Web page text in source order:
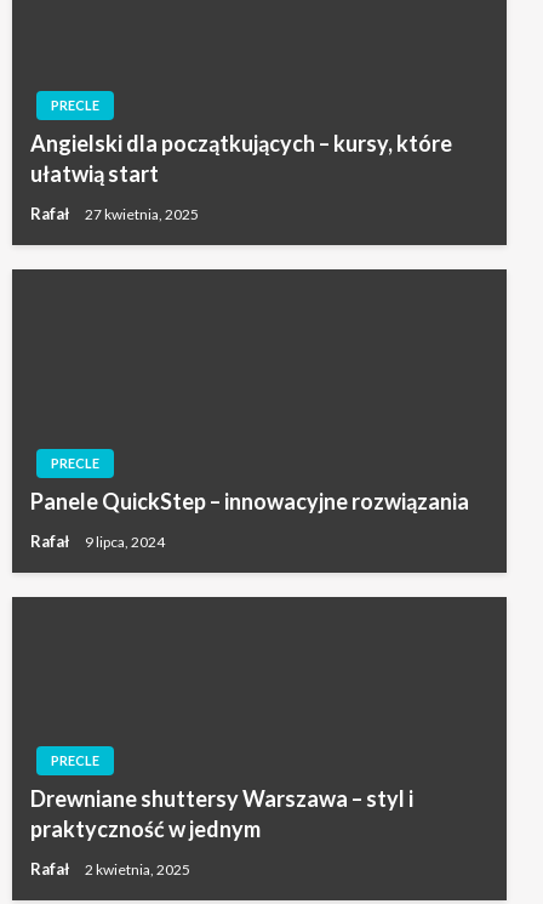
PRECLE
Angielski dla początkujących – kursy, które
ułatwią start
Rafał 27 kwietnia, 2025
PRECLE
Panele QuickStep – innowacyjne rozwiązania
Rafał 9 lipca, 2024
PRECLE
Drewniane shuttersy Warszawa – styl i
praktyczność w jednym
Rafał 2 kwietnia, 2025